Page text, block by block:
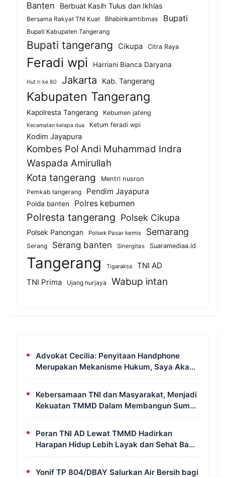
Banten Berbuat Kasih Tulus dan Ikhlas
Bersama Rakyat TNI Kuat Bhabinkamtibmas Bupati
Bupati Kabupaten Tangerang
Bupati tangerang Cikupa Citra Raya
Feradi wpi Harriani Bianca Daryana
Hut ri ke 80 Jakarta Kab. Tangerang
Kabupaten Tangerang
Kapolresta Tangerang Kebumen jateng
Kecamatan kelapa dua Ketum feradi wpi
Kodim Jayapura
Kombes Pol Andi Muhammad Indra
Waspada Amirullah
Kota tangerang
Mentri nusron
Pemkab tangerang
Pendim Jayapura
Polda banten Polres kebumen
Polresta tangerang Polsek Cikupa
Polsek Panongan Polsek Pasar kemis Semarang
Serang Serang banten Sinergitas Suaramediaa.id
Tangerang Tigaraksa
TNI AD
TNI Prima
Ujang nurjaya Wabup intan
Advokat Cecilia: Penyitaan Handphone
Merupakan Mekanisme Hukum, Saya Akan
Kooperatif Apabila Diminta Penyidik dan
Kebersamaan TNI dan Masyarakat, Menjadi
Kekuatan TMMD Dalam Membangun Sumur
Galian di Wanam
Peran TNI AD Lewat TMMD Hadirkan
Harapan Hidup Lebih Layak dan Sehat Bagi
Warga Kampung Wanam
Yonif TP 804/DBAY Salurkan Air Bersih bagi